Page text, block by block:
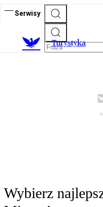
Serwisy
Turystyka
Wybierz